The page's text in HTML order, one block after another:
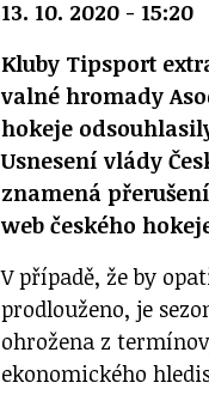
13. 10. 2020 - 15:20
Kluby Tipsport
valné hromady
hokeje
Usnesení vlády
znamená
web českého
V případě, že by
prodlouženo, je
ohrožena z
ekonomického